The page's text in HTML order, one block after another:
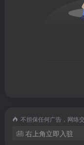
供了视频编辑、音频
频转双声道的服务，
不担保任何广告，网络
右上角立即入驻